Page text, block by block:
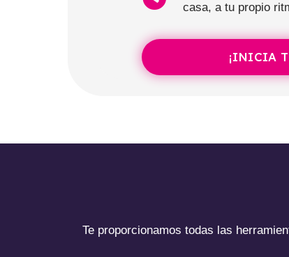
casa, a tu propio
¡INICIA
Te proporcionamos todas las